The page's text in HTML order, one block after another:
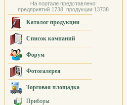
На портале представлено:
предприятий 1738, продукции 13738
Каталог продукции
Список компаний
Форум
Фотогалерея
Торговая площадка
Приборы